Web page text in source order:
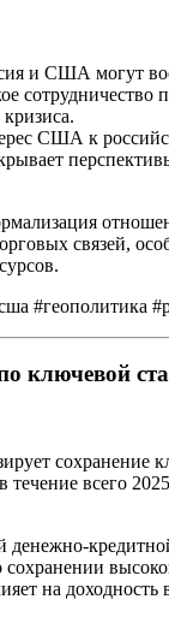
и США могут
сотрудничество
США к
связей,
#геополитика
ключевой
сохранение
течение всего
денежно-
сохранении
на доходность